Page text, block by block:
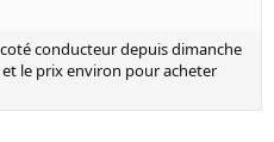
conducteur depuis dimanche
le prix environ pour acheter